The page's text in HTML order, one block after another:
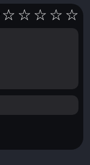
☆☆☆☆☆